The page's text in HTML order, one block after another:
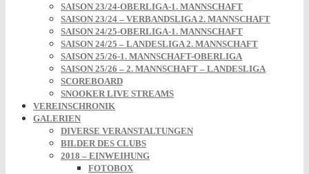
SAISON 23/24-OBERLIGA-1. MANNSCHAFT
SAISON 23/24 – VERBANDSLIGA 2. MANNSCHAFT
SAISON 24/25-OBERLIGA-1. MANNSCHAFT
SAISON 24/25 – LANDESLIGA 2. MANNSCHAFT
SAISON 25/26-1. MANNSCHAFT-OBERLIGA
SAISON 25/26 – 2. MANNSCHAFT – LANDESLIGA
SCOREBOARD
SNOOKER LIVE STREAMS
VEREINSCHRONIK
GALERIEN
DIVERSE VERANSTALTUNGEN
BILDER DES CLUBS
2018 – EINWEIHUNG
FOTOBOX